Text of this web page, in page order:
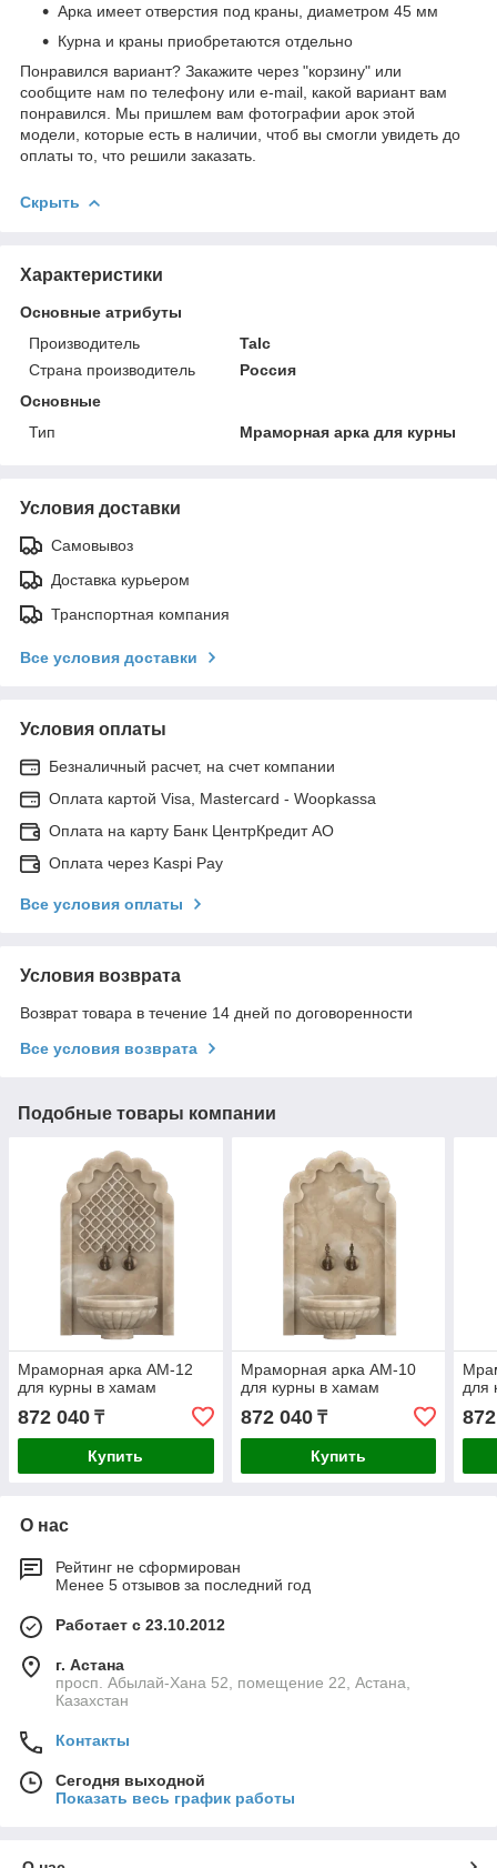
Арка имеет отверстия под краны, диаметром 45 мм
Курна и краны приобретаются отдельно
Понравился вариант? Закажите через "корзину" или
сообщите нам по телефону или e-mail, какой вариант вам
понравился. Мы пришлем вам фотографии арок этой
модели, которые есть в наличии, чтоб вы смогли увидеть до
оплаты то, что решили заказать.
Скрыть
Характеристики
Основные атрибуты
Производитель
Talc
Страна производитель
Россия
Основные
Тип
Мраморная арка для курны
Условия доставки
Самовывоз
Доставка курьером
Транспортная компания
Все условия доставки
Условия оплаты
Безналичный расчет, на счет компании
Оплата картой Visa, Mastercard - Woopkassa
Оплата на карту Банк ЦентрКредит АО
Оплата через Kaspi Pay
Все условия оплаты
Условия возврата
Возврат товара в течение 14 дней по договоренности
Все условия возврата
Подобные товары компании
Мраморная арка АМ-12
для курны в хамам
872 040 ₸
Купить
Мраморная арка АМ-10
для курны в хамам
872 040₸
Купить
для
О нас
Рейтинг не сформирован
Менее 5 отзывов за последний год
Работает с 23.10.2012
г. Астана
просп. Абылай-Хана 52, помещение 22, Астана,
Казахстан
Контакты
Сегодня выходной
Показать весь график работы